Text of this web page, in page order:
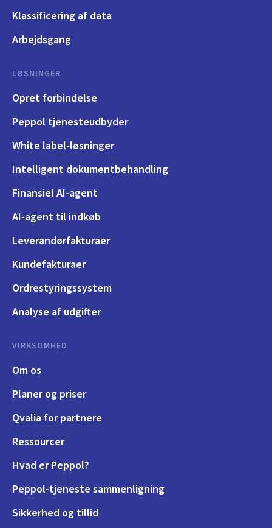
Klassificering af data
Arbejdsgang
LØSNINGER
Opret forbindelse
Peppol tjenesteudbyder
White label-løsninger
Intelligent dokumentbehandling
Finansiel AI-agent
AI-agent til indkøb
Leverandørfakturaer
Kundefakturaer
Ordrestyringssystem
Analyse af udgifter
VIRKSOMHED
Om os
Planer og priser
Qvalia for partnere
Ressourcer
Hvad er Peppol?
Peppol-tjeneste sammenligning
Sikkerhed og tillid